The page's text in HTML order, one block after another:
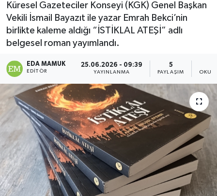
Küresel Gazeteciler Konseyi (KGK) Genel Başkan
Vekili İsmail Bayazıt ile yazar Emrah Bekci’nin
birlikte kaleme aldığı “İSTİKLAL ATEŞİ” adlı
belgesel roman yayımlandı.
EDA MAMUK
EDITÖR
25.06.2026 - 09:39
YAYINLANMA
5
PAYLAŞIM
Magazin
Özel
Siyaset
Spor
Yaşam
Yerel Yönetimler